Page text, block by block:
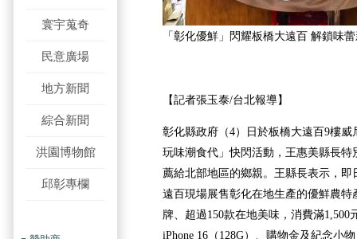
寰宇蒐奇
民意廣場
地方新聞
綜合新聞
洪園博物館
邱彰專欄
「彰化優鮮」閃耀板橋大遠百 解鎖味
【記者張玉泰/台北報導】
彰化縣政府（4）日於板橋大遠百9樓
玩味潮食代」快閃活動，王惠美縣長
薦給北部地區的鄉親。王縣長表示，即
遠百現場展售彰化在地生產的優鮮農特
牌、超過150款在地美味，消費滿1,500
iPhone 16（128G）、購物金及紀念小